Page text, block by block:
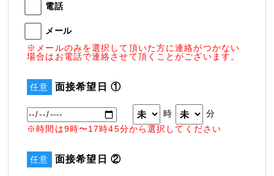
電話
メール
※メールのみを選択して頂いた方に連絡がつかない
場合はお電話で連絡させて頂くことがございます。
任意 面接希望日 ①
時
分
※時間は9時〜17時45分から選択してください
任意 面接希望日 ②